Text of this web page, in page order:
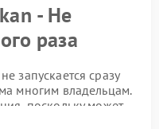
- Не
раза
запускается сразу
многим владельцам.
поскольку может
цепи или